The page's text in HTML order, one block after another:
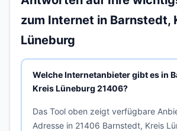
zum Internet in Barnstedt,
Lüneburg
Welche Internetanbieter gibt es in
Kreis Lüneburg 21406?
Das Tool oben zeigt verfügbare
Adresse in 21406 Barnstedt, Kreis